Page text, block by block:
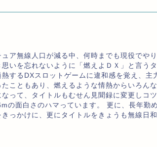
ア無線人口が減る中、何時までも現役でや
いを忘れないように「燃えよＤＸ」と言う
するDXスロットゲームに違和感を覚え、主
こともあり、燃えるような情熱からいろん
って、タイトルもむせん見聞録に変更しコ
の面白さのハマっています。 更に、長年勤
っかけに、更にタイトルをきょうも無線日